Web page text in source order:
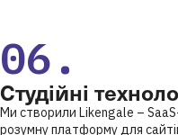
06.
Студійні
Ми створили Likengale –
розумну платформу для